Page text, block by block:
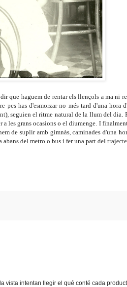
que haguem de rentar els llençols a ma ni
pes has d'esmorzar no més tard d'una
seguien el ritme natural de la llum del dia.
les grans ocasions o el diumenge. I
de suplir amb gimnàs, caminades d'una
abans del metro o bus i fer una part del
vista intentan llegir el qué conté cada